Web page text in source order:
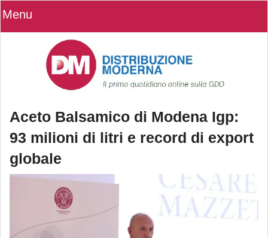
Menu
Aceto Balsamico di Modena Igp:
93 milioni di litri e record di export
globale